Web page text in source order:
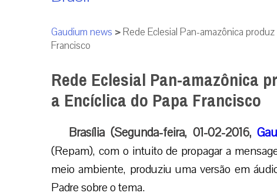
Gaudium news >Rede Eclesial Pan-amazônica
Francisco
Rede Eclesial Pan-amazônica
a Encíclica do Papa Francisco
Brasília (Segunda-feira, 01-02-2016,
(Repam), com o intuito de propagar a
meio ambiente, produziu uma versão em
Padre sobre o tema.